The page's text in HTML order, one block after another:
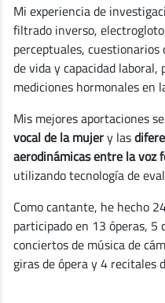
Mi experiencia de
filtrado inverso,
perceptuales, cuestionarios
de vida y capacidad
mediciones hormonales en
Mis mejores aportaciones
vocal de la mujery las
aerodinámicas entre la voz
utilizando tecnología de
Como cantante, he hecho
participado en 13 óperas,
conciertos de música de
giras de ópera y 4 recitales